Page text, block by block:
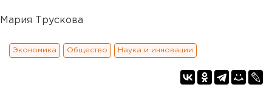
Мария Трускова
Экономика Общество Наука и инновации